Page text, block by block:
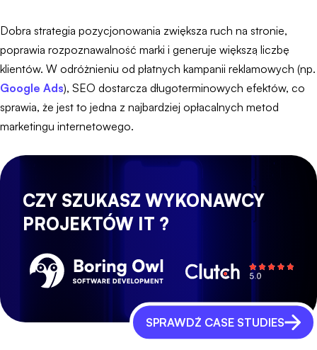
Dobra strategia pozycjonowania zwiększa ruch na stronie,
poprawia rozpoznawalność marki i generuje większą liczbę
klientów. W odróżnieniu od płatnych kampanii reklamowych (np.
Google Ads), SEO dostarcza długoterminowych efektów, co
sprawia, że jest to jedna z najbardziej opłacalnych metod
marketingu internetowego.
CZY SZUKASZ WYKONAWCY
PROJEKTÓW IT ?
SPRAWDŹ CASE STUDIES